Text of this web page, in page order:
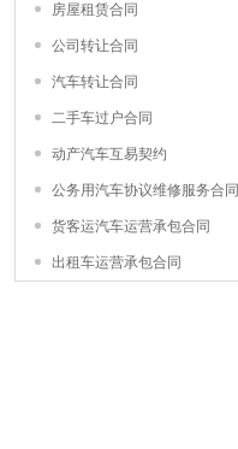
房屋租赁合同
公司转让合同
汽车转让合同
二手车过户合同
动产汽车互易契约
公务用汽车协议维修服务合同
货客运汽车运营承包合同
出租车运营承包合同